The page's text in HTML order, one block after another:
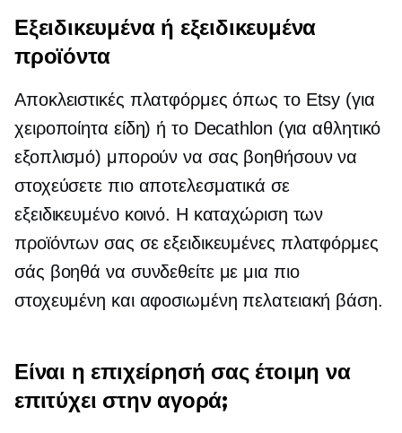
Εξειδικευμένα ή εξειδικευμένα
προϊόντα
Αποκλειστικές πλατφόρμες όπως το Etsy (για
χειροποίητα είδη) ή το Decathlon (για αθλητικό
εξοπλισμό) μπορούν να σας βοηθήσουν να
στοχεύσετε πιο αποτελεσματικά σε
εξειδικευμένο κοινό. Η καταχώριση των
προϊόντων σας σε εξειδικευμένες πλατφόρμες
σάς βοηθά να συνδεθείτε με μια πιο
στοχευμένη και αφοσιωμένη πελατειακή βάση.
Είναι η επιχείρησή σας έτοιμη να
επιτύχει στην αγορά;